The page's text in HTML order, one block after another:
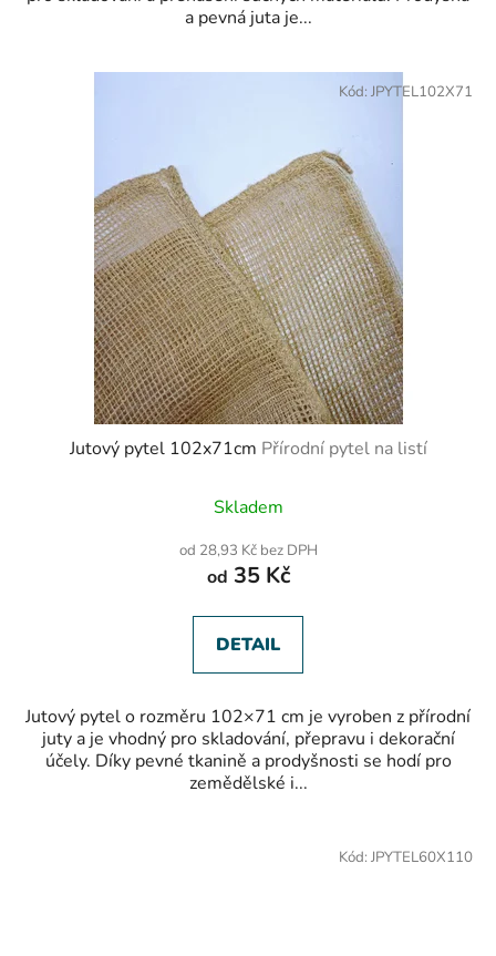
a pevná juta je...
Jutový pytel 102x71cm Přírodní pytel na listí
hodnocení
je
5,0
5
hvězdiček.
Skladem
od 28,93 Kč bez DPH
od 35 Kč
DETAIL
Jutový pytel o rozměru 102×71 cm je vyroben z přírodní
juty a je vhodný pro skladování, přepravu i dekorační
účely. Díky pevné tkanině a prodyšnosti se hodí pro
zemědělské i...
Kód: JPYTEL102X71
Kód: JPYTEL60X110